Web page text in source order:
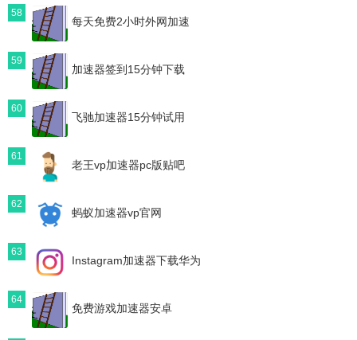
58
每天免费2小时外网加速
59
加速器签到15分钟下载
60
飞驰加速器15分钟试用
61
老王vp加速器pc版贴吧
62
蚂蚁加速器vp官网
63
Instagram加速器下载华为
64
免费游戏加速器安卓